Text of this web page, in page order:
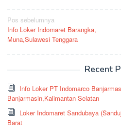
Navigasi
pos
Pos sebelumnya
Info Loker Indomaret Barangka,
Muna,Sulawesi Tenggara
Recent
Info Loker PT Indomarco
Banjarmasin,Kalimantan Selatan
Loker Indomaret Sandubaya
Barat